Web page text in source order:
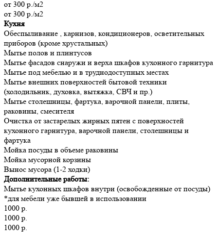
от 300 р./м2
от 300 р./м2
Кухня
Обеспыливание , карнизов, кондиционеров, осветительных
приборов (кроме хрустальных)
Мытье полов и плинтусов
Мытье фасадов снаружи и верха шкафов кухонного гарнитура
Мытье под мебелью и в труднодоступных местах
Мытье внешних поверхностей бытовой техники
(холодильник, духовка, вытяжка, СВЧ и пр.)
Мытье столешницы, фартука, варочной панели, плиты,
раковины, смесителя
Очистка от застарелых жирных пятен с поверхностей
кухонного гарнитура, варочной панели, столешницы и
фартука
Мойка посуды в объеме раковины
Мойка мусорной корзины
Вынос мусора (1-2 ходки)
Дополнительные работы:
Мытье кухонных шкафов внутри (освобожденные от посуды)
*для мебели уже бывшей в использовании
1000 р.
1000 р.
1000 р.